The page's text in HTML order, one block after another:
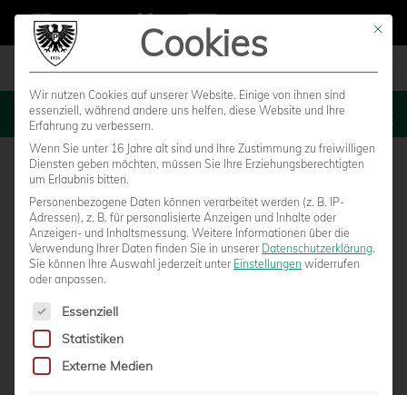
MENU
ABFAHRTSZEITEN DER
Mit
Cookies
Wir nutzen Cookies auf unserer Website. Einige von ihnen sind
essenziell, während andere uns helfen, diese Website und Ihre
Erfahrung zu verbessern.
Wenn Sie unter 16 Jahre alt sind und Ihre Zustimmung zu freiwilligen
Diensten geben möchten, müssen Sie Ihre Erziehungsberechtigten
um Erlaubnis bitten.
Personenbezogene Daten können verarbeitet werden (z. B. IP-
Adressen), z. B. für personalisierte Anzeigen und Inhalte oder
Anzeigen- und Inhaltsmessung. Weitere Informationen über die
Verwendung Ihrer Daten finden Sie in unserer Datenschutzerklärung.
Sie können Ihre Auswahl jederzeit unter Einstellungen widerrufen
oder anpassen.
Es folgt eine Liste der Service-Gruppen, für die eine
Essenziell
Statistiken
Externe Medien